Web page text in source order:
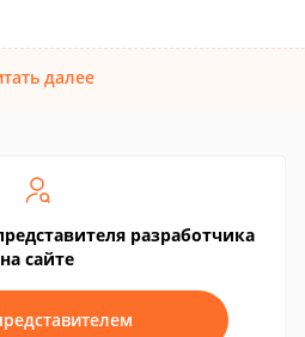
далее
разработчика
на сайте